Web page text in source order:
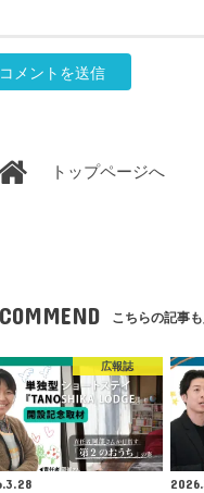
トップページへ
こちらの記事も
広報誌